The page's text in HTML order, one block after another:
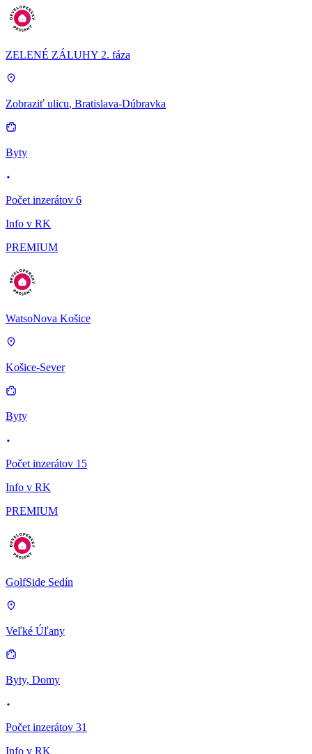
ZELENÉ ZÁLUHY 2. fáza
Zobraziť ulicu, Bratislava-Dúbravka
Byty
Počet inzerátov 6
Info v RK
PREMIUM
WatsoNova Košice
Košice-Sever
Byty
Počet inzerátov 15
Info v RK
PREMIUM
GolfSide Sedín
Veľké Úľany
Byty, Domy
Počet inzerátov 31
Info v RK